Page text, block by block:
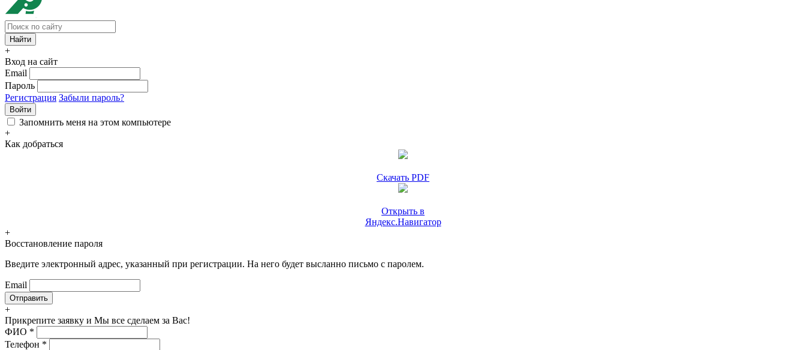
+
Вход на сайт
Email
Пароль
Регистрация Забыли пароль?
Войти
Запомнить меня на этом компьютере
+
Как добраться
Скачать PDF
Открыть в
Яндекс.Навигатор
+
Восстановление пароля
Введите электронный адрес, указанный при регистрации. На него будет высланно письмо с паролем.
Email
+
Прикрепите заявку и Мы все сделаем за Вас!
ФИО *
Телефон *